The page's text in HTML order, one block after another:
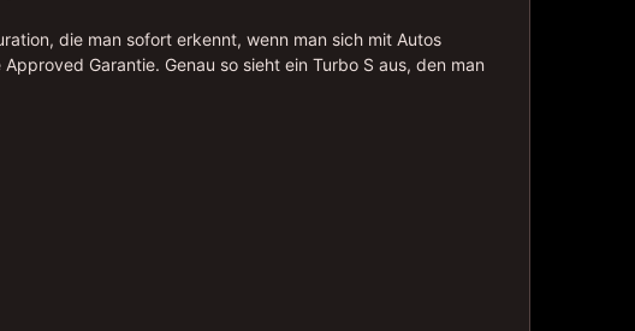
die man sofort erkennt, wenn man sich mit Autos
Garantie. Genau so sieht ein Turbo S aus, den man